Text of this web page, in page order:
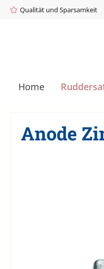
Hauptinhalt springen
Zur Suche springen
Zur Hauptnavigation
Qualität und Sparsamkeit
Home
Anode